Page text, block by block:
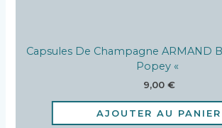
Capsules De Champagne ARMAND
Popey «
9,00 €
AJOUTER AU PANIER